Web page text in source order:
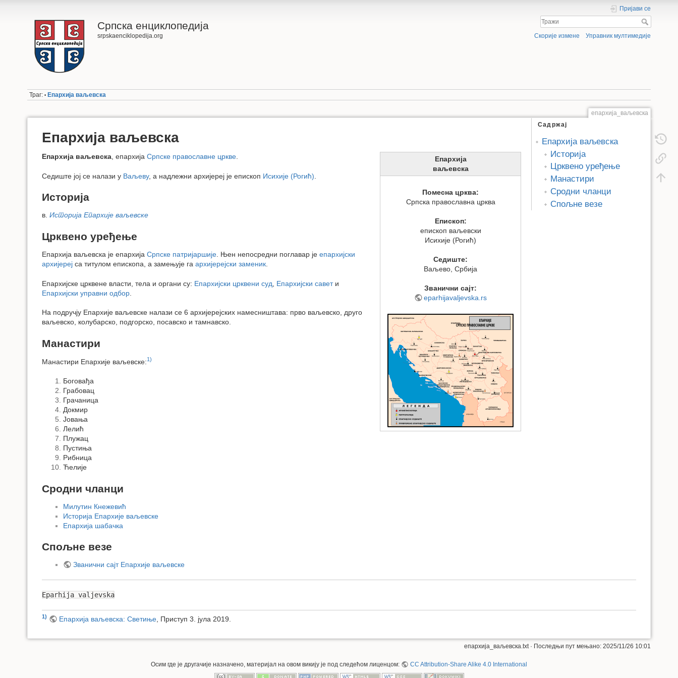
Српска енциклопедија
srpskaenciklopedija.org
Пријави се
Скорије измене Управник мултимедије
Траг: • Епархија ваљевска
епархија_ваљевска
Садржај
Епархија ваљевска
Историја
Црквено уређење
Манастири
Сродни чланци
Спољне везе
Епархија ваљевска
Епархија
ваљевска
Помесна црква:
Српска православна црква
Епископ:
епископ ваљевски
Исихије (Рогић)
Седиште:
Ваљево, Србија
Званични сајт:
eparhijavaljevska.rs
Епархија ваљевска, епархија Српске православне цркве.
Седиште јој се налази у Ваљеву, а надлежни архијереј је епископ Исихије (Рогић)
Историја
в. Историја Епархије ваљевске
Црквено уређење
Епархија ваљевска је епархија Српске патријаршије . Њен непосредни поглавар је епархијски
архијереј са титулом епископа, а замењује га архијерејски заменик
Епархијске црквене власти, тела и органи су: Епархијски црквени суд Епархијски савети
Епархијски управни одбор
На подручју Епархије ваљевске налази се 6 архијерејских намесништава: прво ваљевско, друго
ваљевско, колубарско, подгорско, посавско и тамнавско.
Манастири
Манастири Епархије ваљевске:1)
Боговађа
Грабовац
Грачаница
Докмир
Јовања
Лелић
Плужац
Пустиња
Рибница
Ћелије
Сродни чланци
Милутин Кнежевић
Историја Епархије ваљевске
Епархија шабачка
Спољне везе
Званични сајт Епархије ваљевске
Eparhija valjevska
1) Епархија ваљевска: Светиње, Приступ 3. јула 2019.
епархија_ваљевска.txt · Последњи пут мењано: 2025/11/26 10:01
Осим где је другачије назначено, материјал на овом викију је под следећом лиценцом: CC Attribution-Share Alike 4.0 International